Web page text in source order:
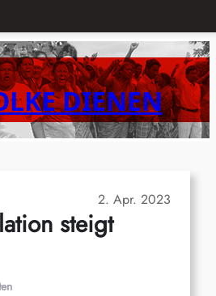
DIENEN
2. Apr. 2023
steigt